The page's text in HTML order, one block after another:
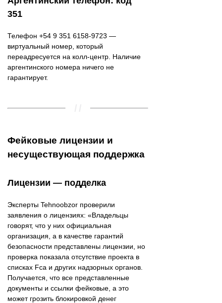
351
Телефон +54 9 351 6158-9723 —
виртуальный номер, который
переадресуется на колл-центр. Наличие
аргентинского номера ничего не
гарантирует.
Фейковые лицензии и
несуществующая поддержка
Лицензии — подделка
Эксперты Tehnoobzor проверили
заявления о лицензиях: «Владельцы
говорят, что у них официальная
организация, а в качестве гарантий
безопасности представлены лицензии, но
проверка показала отсутствие проекта в
списках Fca и других надзорных органов.
Получается, что все представленные
документы и ссылки фейковые, а это
может грозить блокировкой денег